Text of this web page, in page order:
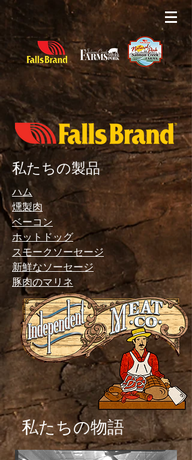
私たちの製品
ハム
燻製肉
ベーコン
ホットドッグ
スモークソーセージ
新鮮なソーセージ
豚肉のマリネ
私たちの物語